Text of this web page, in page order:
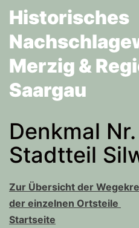
Zum
Inhalt
springen
Historisches
Merzig &
Saargau
Denkmal
Stadtteil
Zur Übersicht der
der einzelnen Ortsteile
Startseite